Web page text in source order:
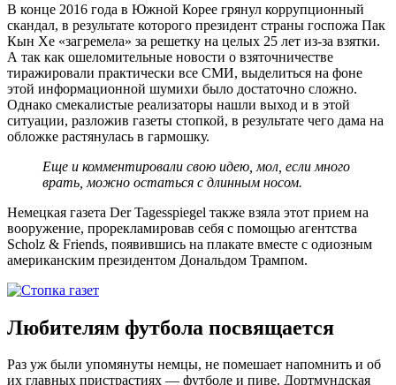
В конце 2016 года в Южной Корее грянул коррупционный
скандал, в результате которого президент страны госпожа Пак
Кын Хе «загремела» за решетку на целых 25 лет из-за взятки.
А так как ошеломительные новости о взяточничестве
тиражировали практически все СМИ, выделиться на фоне
этой информационной шумихи было достаточно сложно.
Однако смекалистые реализаторы нашли выход и в этой
ситуации, разложив газеты стопкой, в результате чего дама на
обложке растянулась в гармошку.
Еще и комментировали свою идею, мол, если много
врать, можно остаться с длинным носом.
Немецкая газета Der Tagesspiegel также взяла этот прием на
вооружение, прорекламировав себя с помощью агентства
Scholz & Friends, появившись на плакате вместе с одиозным
американским президентом Дональдом Трампом.
Любителям футбола посвящается
Раз уж были упомянуты немцы, не помешает напомнить и об
их главных пристрастиях — футболе и пиве. Дортмундская